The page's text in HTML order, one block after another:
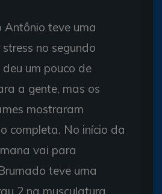
Antônio teve uma
no segundo
um pouco de
a gente, mas os
mostraram
completa. No início da
vai para
teve uma
2 na musculatura